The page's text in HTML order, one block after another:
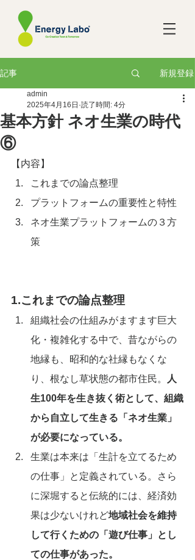
記事 新規登録
基本方針 ネオ生業の時代
⑥
admin
2025年4月16日 読了時間: 4分
【内容】
これまでの論点整理
プラットフォームの重要性と特性
ネオ生業プラットフォームの３方
策
1.これまでの論点整理
組織社会の仕組みがますます巨大
化・複雑化する中で、昔ながらの
地縁も、昭和的な社縁もなくな
り、根なし草状態の都市住民。
人
生100年を生き抜く術として、組織
から自立して生きる「ネオ生業」
が必要になっている。
生業は本来は「生計を立てるため
の仕事」と定義されている。さら
に深堀すると伝統的には、経済効
果は少ないけれど地域社会を維持
して行くための「遊び仕事」とし
ての仕事があった。